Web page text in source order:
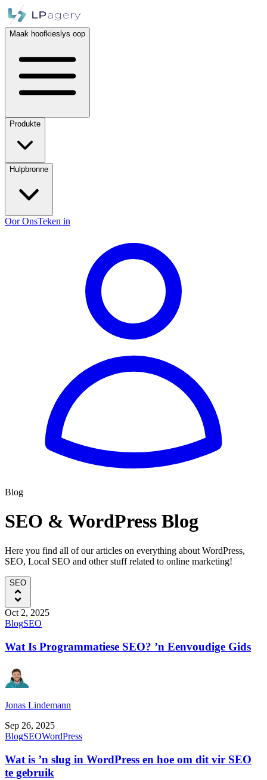
Maak hoofkieslys oop
Produkte
Hulpbronne
Oor OnsTeken in
Blog
SEO & WordPress Blog
Here you find all of our articles on everything about WordPress,
SEO, Local SEO and other stuff related to online marketing!
SEO
Oct 2, 2025
BlogSEO
Wat Is Programmatiese SEO? ’n Eenvoudige Gids
Jonas Lindemann
Sep 26, 2025
BlogSEOWordPress
Wat is ’n slug in WordPress en hoe om dit vir SEO
te gebruik